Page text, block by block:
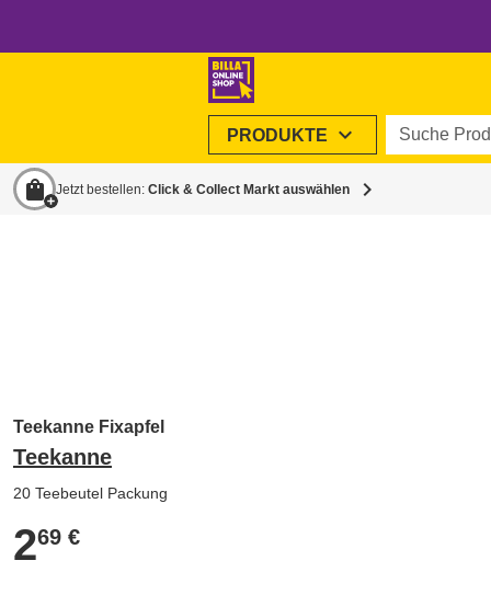
PRODUKTE expand_more Suche
shopping_bag Jetzt bestellen: Click & Collect Markt auswählen chevron_right
Teekanne Fixapfel
Teekanne
20 Teebeutel Packung
2,69 €
269 €